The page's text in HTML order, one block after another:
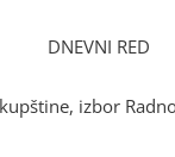
DNEVNI RED
izbor